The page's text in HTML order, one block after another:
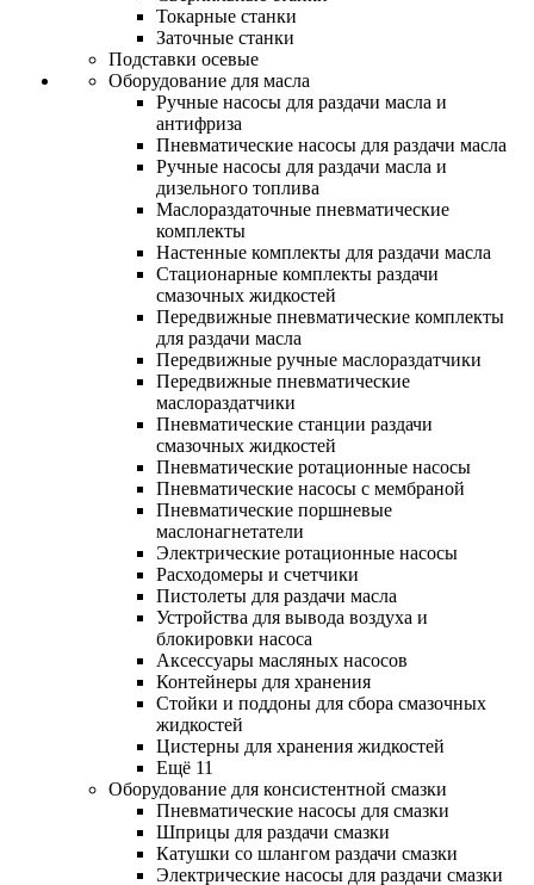
Токарные станки
Заточные станки
Подставки осевые
Оборудование для масла
Ручные насосы для раздачи масла и
антифриза
Пневматические насосы для раздачи масла
Ручные насосы для раздачи масла и
дизельного топлива
Маслораздаточные пневматические
комплекты
Настенные комплекты для раздачи масла
Стационарные комплекты раздачи
смазочных жидкостей
Передвижные пневматические комплекты
для раздачи масла
Передвижные ручные маслораздатчики
Передвижные пневматические
маслораздатчики
Пневматические станции раздачи
смазочных жидкостей
Пневматические ротационные насосы
Пневматические насосы с мембраной
Пневматические поршневые
маслонагнетатели
Электрические ротационные насосы
Расходомеры и счетчики
Пистолеты для раздачи масла
Устройства для вывода воздуха и
блокировки насоса
Аксессуары масляных насосов
Контейнеры для хранения
Стойки и поддоны для сбора смазочных
жидкостей
Цистерны для хранения жидкостей
Ещё 11
Оборудование для консистентной смазки
Пневматические насосы для смазки
Шприцы для раздачи смазки
Катушки со шлангом раздачи смазки
Электрические насосы для раздачи смазки